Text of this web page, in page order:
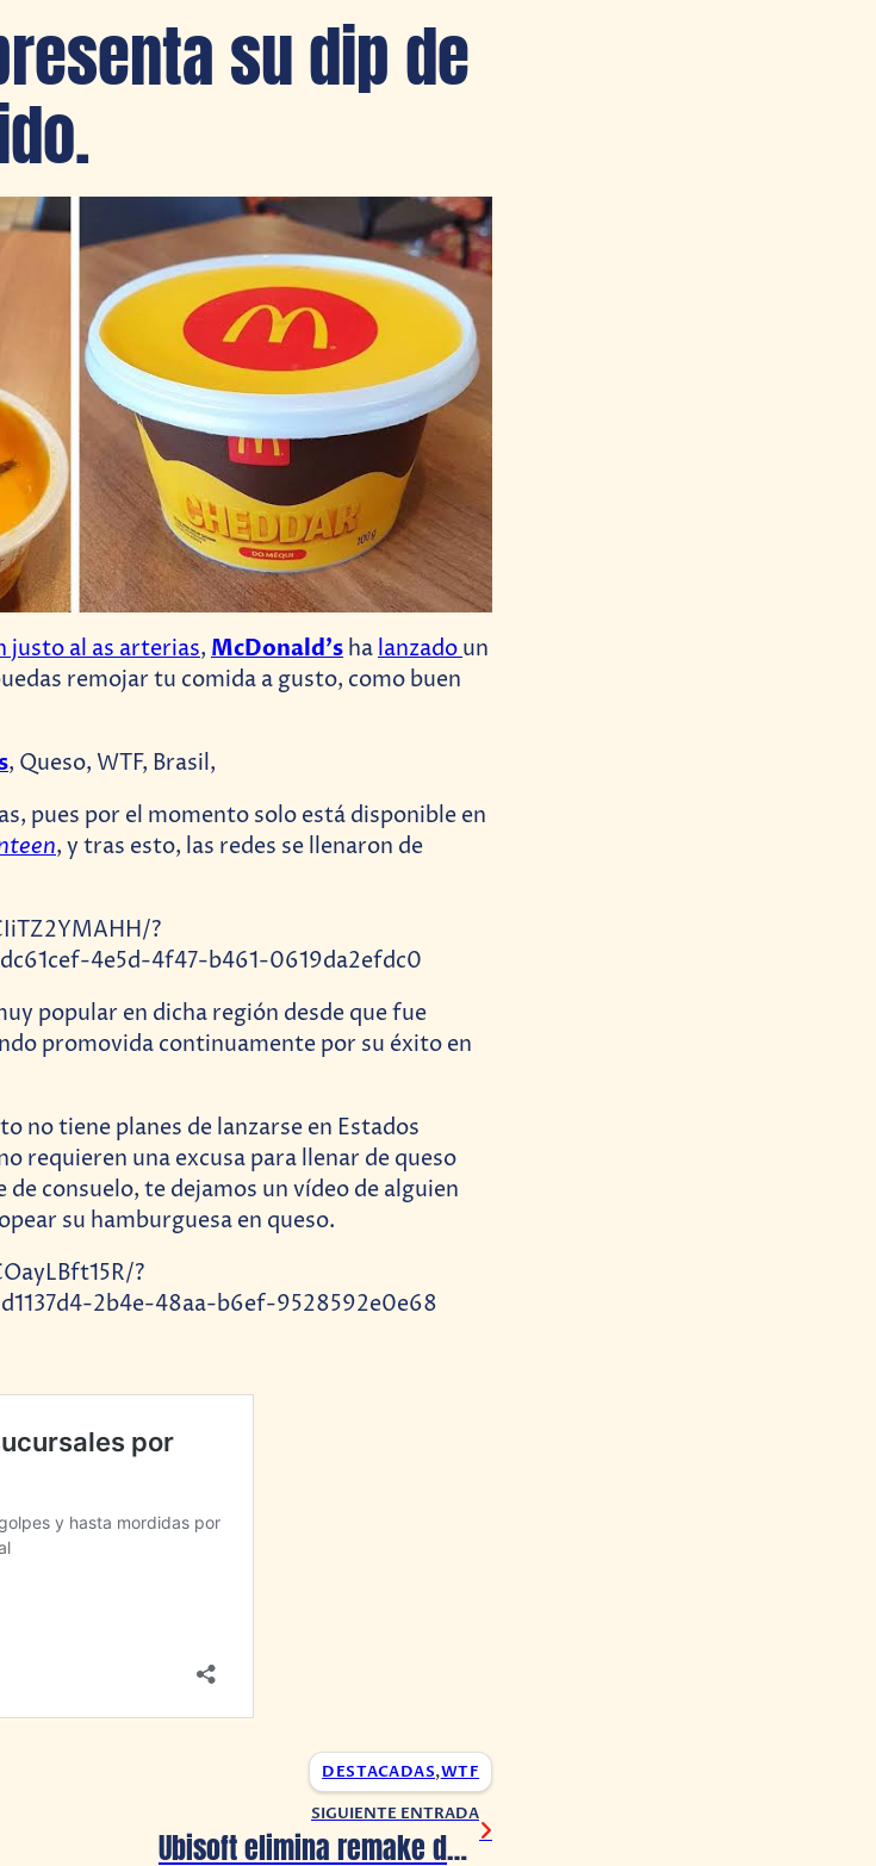
su dip de
justo al as arterias, McDonald’s halanzadoun
remojar tu comida a gusto, como buen
, Queso, WTF, Brasil,
pues por el momento solo está disponible en
, y tras esto, las redes se llenaron de
?
4e5d-4f47-b461-0619da2efdc0
popular en dicha región desde que fue
promovida continuamente por su éxito en
no tiene planes de lanzarse en Estados
requieren una excusa para llenar de queso
consuelo, te dejamos un vídeo de alguien
su hamburguesa en queso.
?
2b4e-48aa-b6ef-9528592e0e68
DESTACADAS,WTF
SIGUIENTE ENTRADA
Ubisoft elimina remake de GoldenEye 007 creado por un fan en Far Cry 5